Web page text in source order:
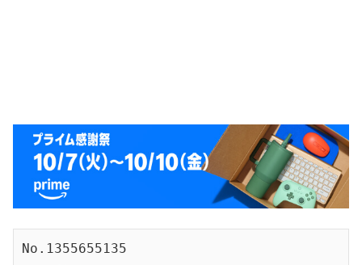
No.1355655135